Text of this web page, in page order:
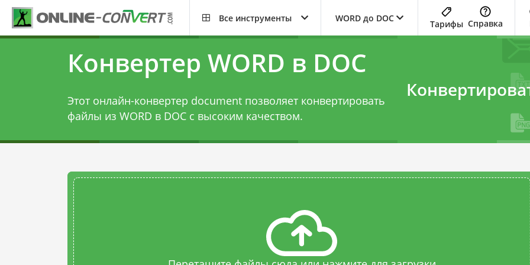
Все инструменты WORD до DOC
Тарифы Справка
Конвертер WORD в DOC
Этот онлайн-конвертер document позволяет конвертировать
файлы из WORD в DOC с высоким качеством.